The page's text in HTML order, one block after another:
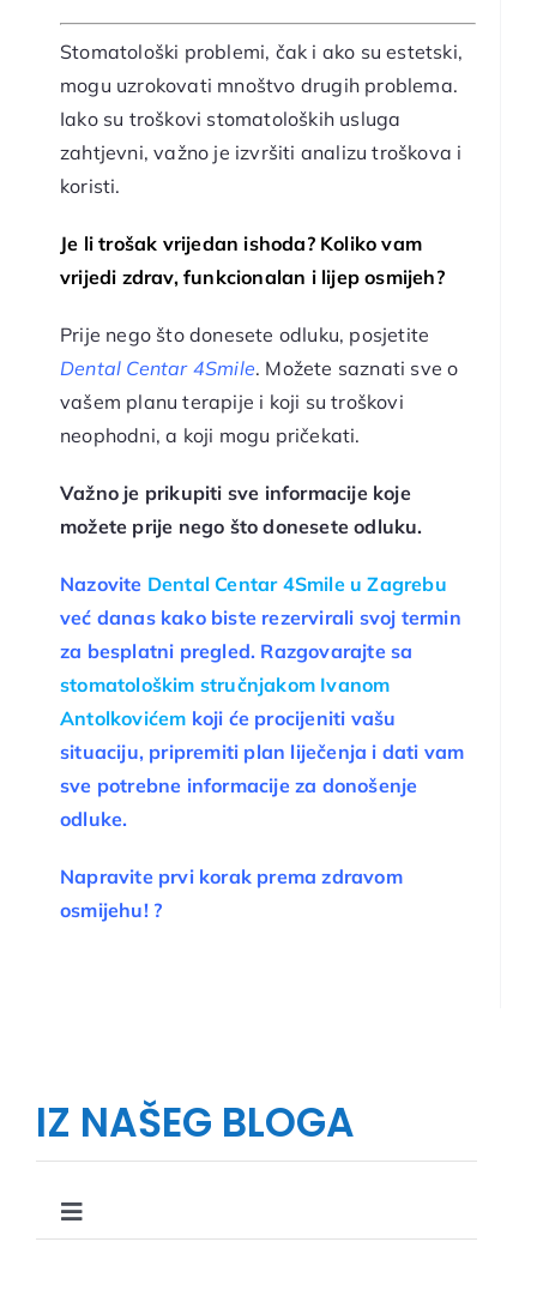
Stomatološki problemi, čak i ako su estetski,
mogu uzrokovati mnoštvo drugih problema.
Iako su troškovi stomatoloških usluga
zahtjevni, važno je izvršiti analizu troškova i
koristi.
Je li trošak vrijedan ishoda? Koliko vam
vrijedi zdrav, funkcionalan i lijep osmijeh?
Prije nego što donesete odluku, posjetite
Dental Centar 4Smile. Možete saznati sve o
vašem planu terapije i koji su troškovi
neophodni, a koji mogu pričekati.
Važno je prikupiti sve informacije koje
možete prije nego što donesete odluku.
Nazovite Dental Centar 4Smile u Zagrebu
već danas kako biste rezervirali svoj termin
za besplatni pregled. Razgovarajte sa
stomatološkim stručnjakom Ivanom
Antolkovićem koji će procijeniti vašu
situaciju, pripremiti plan liječenja i dati vam
sve potrebne informacije za donošenje
odluke.
Napravite prvi korak prema zdravom
osmijehu! ?
IZ NAŠEG BLOGA
Toggle